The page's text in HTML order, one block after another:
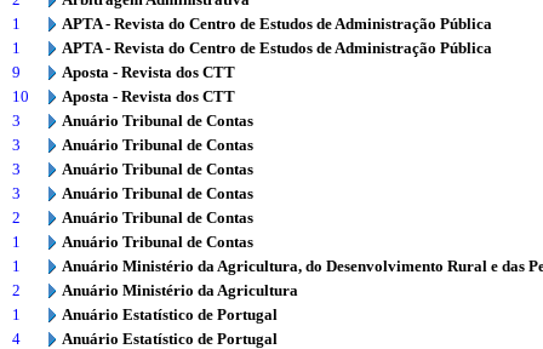
1
APTA - Revista do Centro de Estudos de Administração Pública
1
APTA - Revista do Centro de Estudos de Administração Pública
9
Aposta - Revista dos CTT
10
Aposta - Revista dos CTT
3
Anuário Tribunal de Contas
3
Anuário Tribunal de Contas
3
Anuário Tribunal de Contas
3
Anuário Tribunal de Contas
2
Anuário Tribunal de Contas
1
Anuário Tribunal de Contas
1
Anuário Ministério da Agricultura, do Desenvolvimento Rural e das
2
Anuário Ministério da Agricultura
1
Anuário Estatístico de Portugal
4
Anuário Estatístico de Portugal